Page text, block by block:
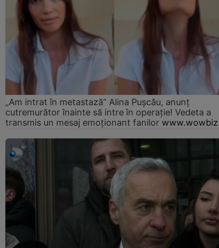
„Am intrat în metastază” Alina Pușcău, anunț
cutremurător înainte să intre în operație! Vedeta a
transmis un mesaj emoționant fanilor